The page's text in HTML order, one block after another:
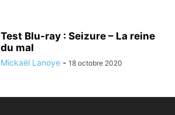
Test Blu-ray : Seizure – La reine
du mal
Mickaël Lanoye - 18 octobre 2020